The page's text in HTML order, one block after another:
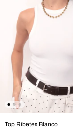
Top Ribetes Blanco